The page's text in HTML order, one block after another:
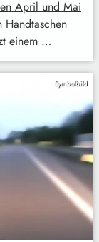
April und Mai
einem …
Symbolbild